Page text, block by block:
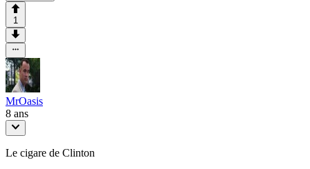
1
MrOasis
8 ans
Le cigare de Clinton